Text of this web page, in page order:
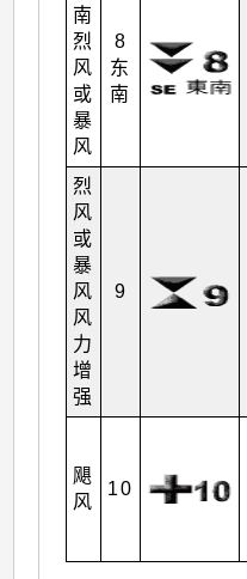
南
烈
风
或
暴
风
8
东
南
烈
风
或
暴
风
风
力
增
强
9
飓
风
10